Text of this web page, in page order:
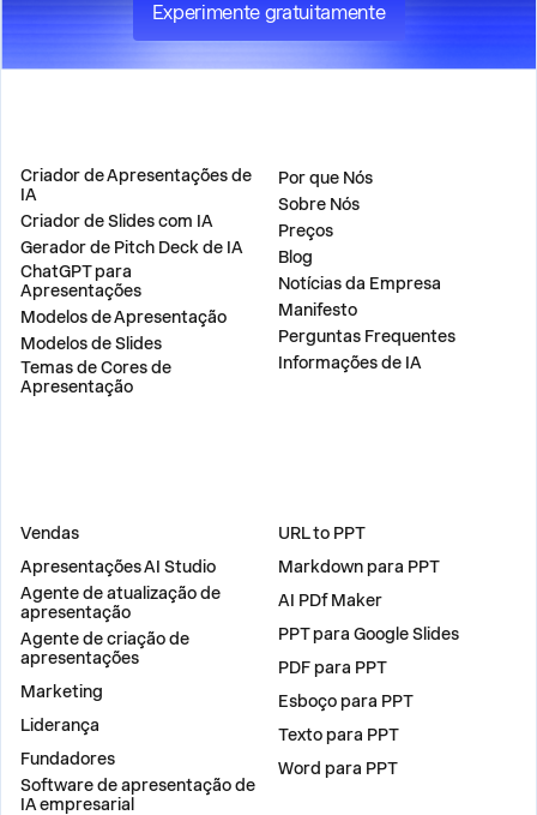
Experimente gratuitamente
Criador de Apresentações de
IA
Criador de Slides com IA
Gerador de Pitch Deck de IA
ChatGPT para
Apresentações
Modelos de Apresentação
Modelos de Slides
Temas de Cores de
Apresentação
Por que Nós
Sobre Nós
Preços
Blog
Notícias da Empresa
Manifesto
Perguntas Frequentes
Informações de IA
Vendas
Apresentações AI Studio
Agente de atualização de
apresentação
Agente de criação de
apresentações
Marketing
Liderança
Fundadores
Software de apresentação de
IA empresarial
URL to PPT
Markdown para PPT
AI PDf Maker
PPT para Google Slides
PDF para PPT
Esboço para PPT
Texto para PPT
Word para PPT